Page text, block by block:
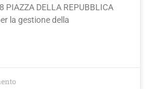
PIAZZA DELLA REPUBBLICA
la gestione della